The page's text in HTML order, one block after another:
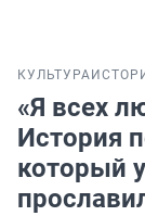
КУЛЬТУРА
«Я всех
История
который